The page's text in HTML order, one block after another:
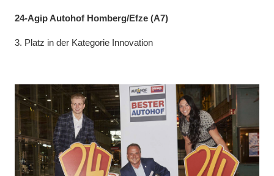
24-Agip Autohof Homberg/Efze (A7)
3. Platz in der Kategorie Innovation